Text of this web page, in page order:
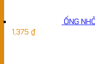
ỐNG
1,375 ₫